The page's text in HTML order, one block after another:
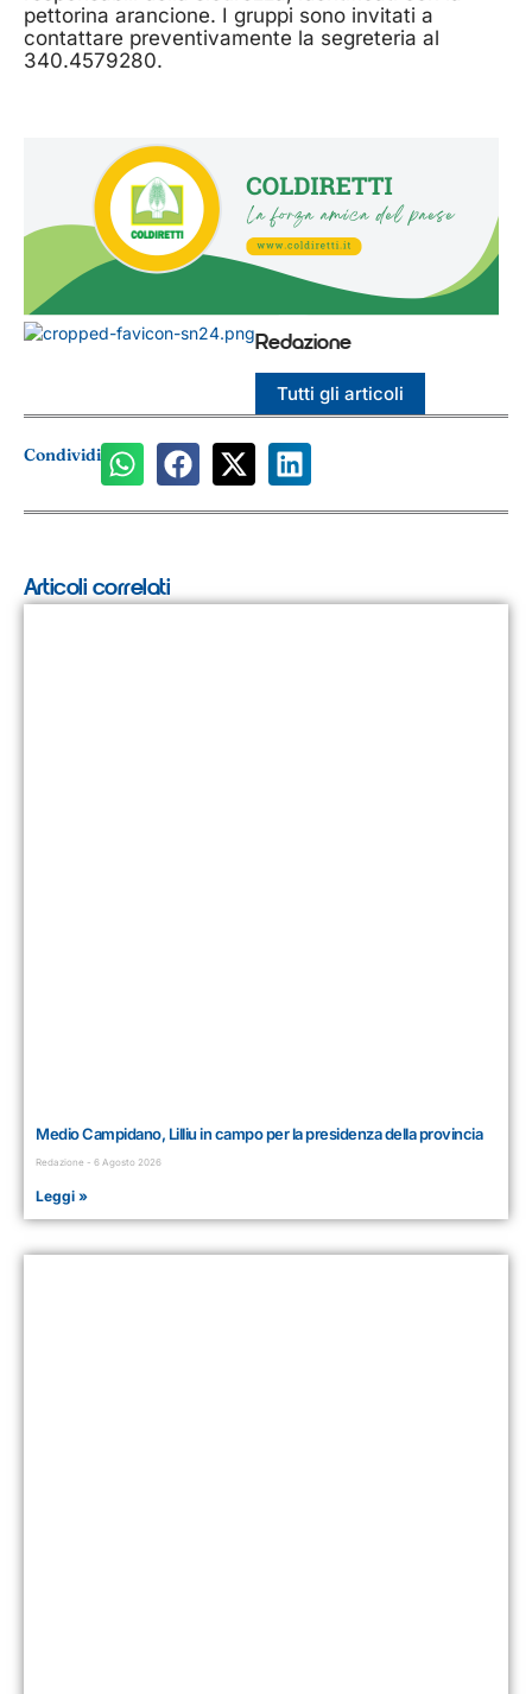
pettorina arancione. I gruppi sono invitati a
contattare preventivamente la segreteria al
340.4579280.
Redazione
Tutti gli articoli
Condividi
Articoli correlati
Medio Campidano, Lilliu in campo per la presidenza della provincia
Redazione 6 Agosto 2026
Leggi »